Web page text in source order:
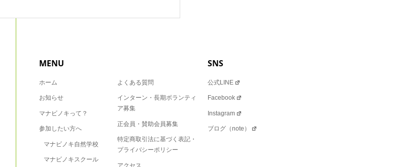
MENU
ホーム
お知らせ
マナビノキって？
参加したい方へ
マナビノキ自然学校
マナビノキスクール
よくある質問
インターン・長期ボランティ
ア募集
正会員・賛助会員募集
特定商取引法に基づく表記・
プライバシーポリシー
アクセス
SNS
公式LINE
Facebook
Instagram
ブログ（note）